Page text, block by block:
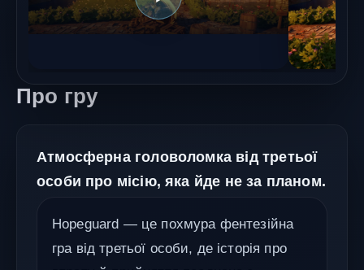
Про гру
Атмосферна головоломка від третьої
особи про місію, яка йде не за планом.
Hopeguard — це похмура фентезійна
гра від третьої особи, де історія про